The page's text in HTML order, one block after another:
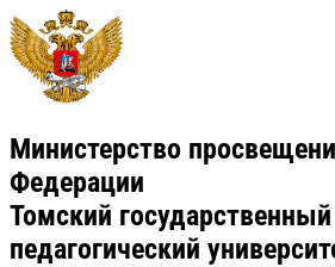
Министерство
Федерации
Томский государственный
педагогический